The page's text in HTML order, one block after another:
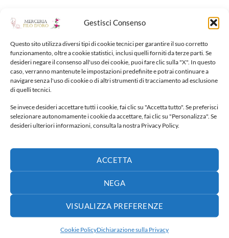
Gestisci Consenso
Questo sito utilizza diversi tipi di cookie tecnici per garantire il suo corretto
funzionamento, oltre a cookie statistici, inclusi quelli forniti da terze parti. Se
desideri negare il consenso all'uso dei cookie, puoi fare clic sulla "X". In questo
caso, verranno mantenute le impostazioni predefinite e potrai continuare a
navigare senza l'uso di cookie o di altri strumenti di tracciamento ad esclusione
di quelli tecnici.
Se invece desideri accettare tutti i cookie, fai clic su "Accetta tutto". Se preferisci
selezionare autonomamente i cookie da accettare, fai clic su "Personalizza". Se
desideri ulteriori informazioni, consulta la nostra Privacy Policy.
ACCETTA
NEGA
VISUALIZZA PREFERENZE
Cookie PolicyDichiarazione sulla Privacy
NUOVI ARRIVI
Fiocco nascita
65,00
Fiocco nascita
40,00€
30,00€
Fiocco nascita
65,00€